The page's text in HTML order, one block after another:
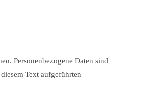
Personenbezogene Daten sind
Text aufgeführten